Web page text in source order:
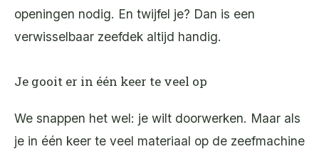
openingen nodig. En twijfel je? Dan is een
verwisselbaar zeefdek altijd handig.
Je gooit er in één keer te veel op
We snappen het wel: je wilt doorwerken. Maar als
je in één keer te veel materiaal op de zeefmachine